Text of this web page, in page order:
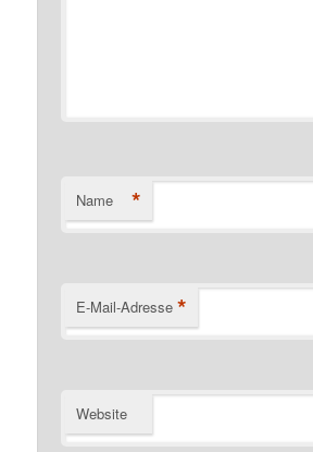
Name *
E-Mail-Adresse *
Website